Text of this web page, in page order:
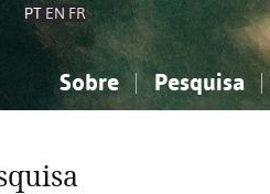
PT EN FR
Sobre Pesquisa
Ciências sociais...
Ciências sociais...